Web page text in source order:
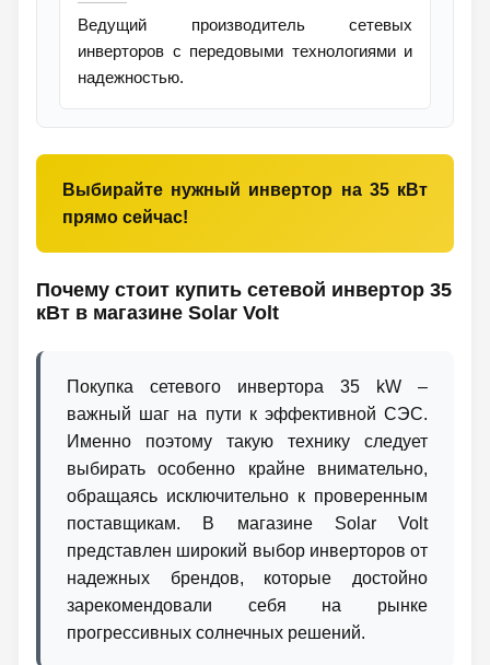
Ведущий производитель сетевых
инверторов с передовыми технологиями и
надежностью.
Выбирайте нужный инвертор на 35 кВт
прямо сейчас!
Почему стоит купить сетевой инвертор 35
кВт в магазине Solar Volt
Покупка сетевого инвертора 35 kW –
важный шаг на пути к эффективной СЭС.
Именно поэтому такую ​​технику следует
выбирать особенно крайне внимательно,
обращаясь исключительно к проверенным
поставщикам. В магазине Solar Volt
представлен широкий выбор инверторов от
надежных брендов, которые достойно
зарекомендовали себя на рынке
прогрессивных солнечных решений.